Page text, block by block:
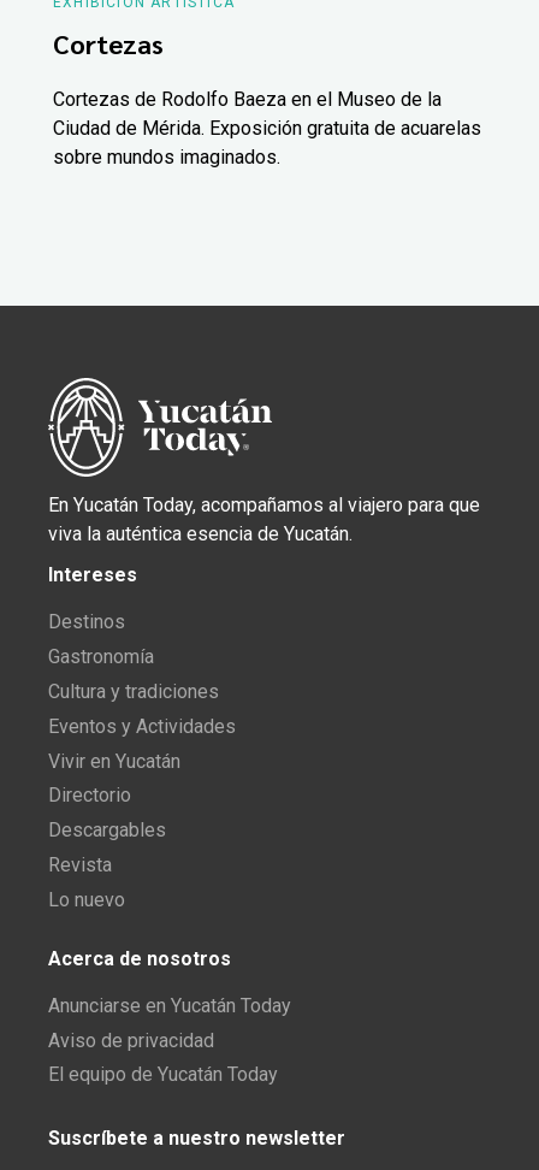
Cortezas
Cortezas de Rodolfo Baeza en el Museo de la
Ciudad de Mérida. Exposición gratuita de acuarelas
sobre mundos imaginados.
En Yucatán Today, acompañamos al viajero para que
viva la auténtica esencia de Yucatán.
Intereses
Destinos
Gastronomía
Cultura y tradiciones
Eventos y Actividades
Vivir en Yucatán
Directorio
Descargables
Revista
Lo nuevo
Acerca de nosotros
Anunciarse en Yucatán Today
Aviso de privacidad
El equipo de Yucatán Today
Suscríbete a nuestro newsletter